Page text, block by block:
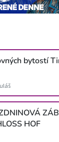
bytostí
HOF